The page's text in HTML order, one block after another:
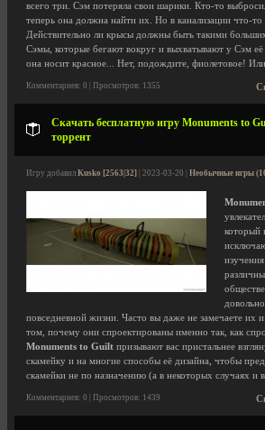
всего три. Сэм потеряла свои шарики. Кто-то
теперь она должна найти их. Но в канализации что-то
Действительно ли крысы должны быть такими
Сэмы, которые бегают вокруг и выхватывают у Сэм
она носит красное... Нет, подождите, фиолетовое!
Комментариев: 0 | Просмотров: 1355
Скачать бесплатную игру Monuments to
торрент
Игру добавил Kusko [2563|32] | 2023-03-20 | Необычные игры
который
повседневной жизни. Часто вы даже не замечаете их
том, почему они спроектированы именно так, как
Monuments to Guilt призывают вас пристальнее
скамейку и на многие способы её дизайна, чтобы
скамейки не по назначению (а в некоторых случаях и
Комментариев: 0 | Просмотров: 1439